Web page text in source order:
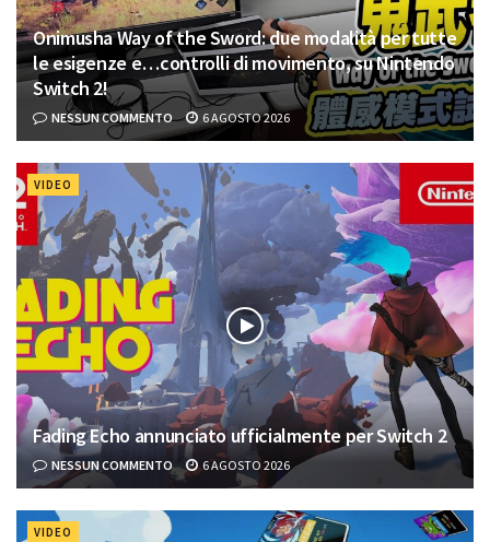
Onimusha Way of the Sword: due modalità per tutte
le esigenze e…controlli di movimento, su Nintendo
Switch 2!
NESSUN COMMENTO 6 AGOSTO 2026
VIDEO
Fading Echo annunciato ufficialmente per Switch 2
NESSUN COMMENTO 6 AGOSTO 2026
VIDEO